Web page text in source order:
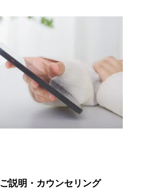
ご説明・カウンセリング